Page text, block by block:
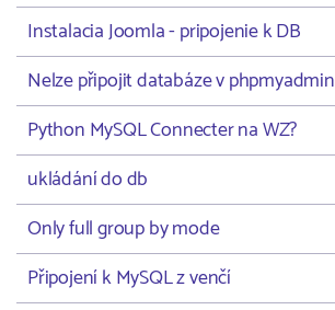
Instalacia Joomla - pripojenie k DB
Nelze připojit databáze v phpmyadmin
Python MySQL Connecter na WZ?
ukládání do db
Only full group by mode
Připojení k MySQL z venčí